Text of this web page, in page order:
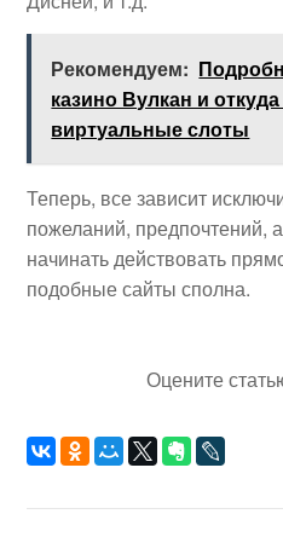
Рекомендуем:
казино Вулкан и
виртуальные слоты
Теперь, все зависит
пожеланий, предпочтений,
начинать действовать
подобные сайты сполна.
Оцените